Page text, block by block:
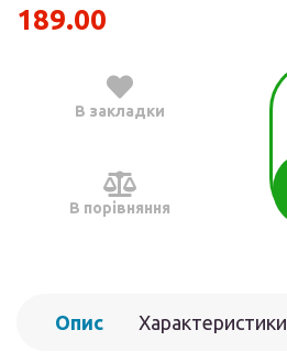
189.00
В закладки
В порівняння
Опис Характеристики